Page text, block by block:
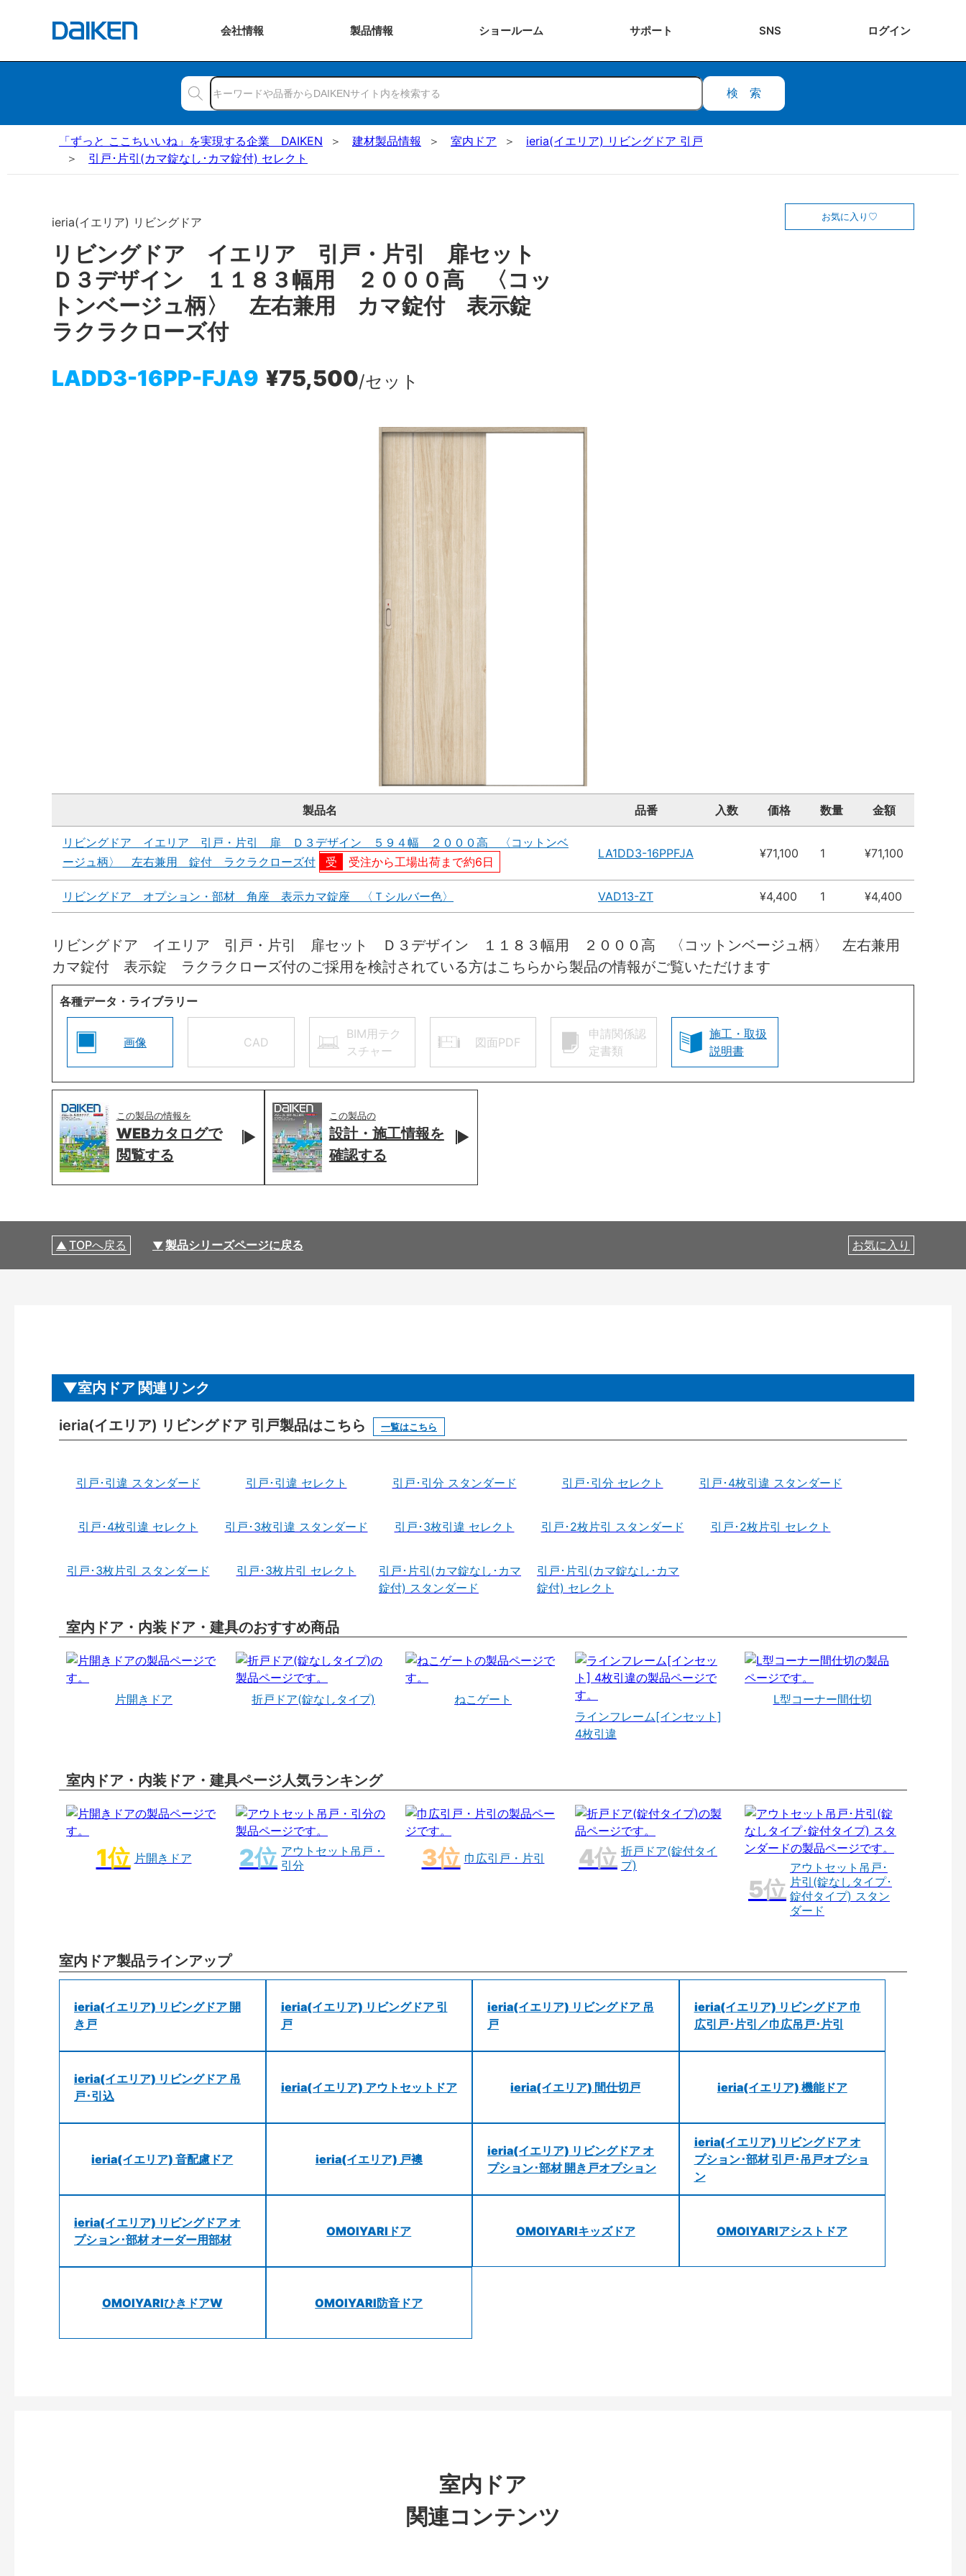
会社情報 製品情報 ショールーム サポート SNS ログイン
検索
「ずっと ここちいいね」を実現する企業 DAIKEN 建材製品情報 室内ドア
ieria(イエリア) リビングドア 引戸
引戸･片引(カマ錠なし･カマ錠付) セレクト
ieria(イエリア) リビングドア
リビングドア イエリア 引戸・片引 扉セット
Ｄ３デザイン １１８３幅用 ２０００高 〈コッ
トンベージュ柄〉 左右兼用 カマ錠付 表示錠
ラクラクローズ付
LADD3-16PP-FJA9 ¥75,500/セット
お気に入り
製品名 品番 入数 価格 数量 金額
リビングドア イエリア 引戸・片引 扉 Ｄ３デザイン ５９４幅 ２０００高 〈コットンベ
ージュ柄〉 左右兼用 錠付 ラクラクローズ付
受注から工場出荷まで約6日
LA1DD3-16PPFJA ¥71,100 1 ¥71,100
リビングドア オプション・部材 角座 表示カマ錠座 〈Ｔシルバー色〉 VAD13-ZT ¥4,400 1 ¥4,400
リビングドア イエリア 引戸・片引 扉セット Ｄ３デザイン １１８３幅用 ２０００高 〈コットンベージュ柄〉 左右兼用
カマ錠付 表示錠 ラクラクローズ付のご採用を検討されている方はこちらから製品の情報がご覧いただけます
各種データ・ライブラリー
画像 CAD
BIM用テク
スチャー
図面PDF
申請関係認
定書類
施工・取扱
説明書
この製品の情報を
WEBカタログで
閲覧する
この製品の
設計・施工情報を
確認する
TOPへ戻る 製品シリーズページに戻る お気に入り
室内ドア 関連リンク
ieria(イエリア) リビングドア 引戸製品はこちら 一覧はこちら
引戸･引違 スタンダード 引戸･引違 セレクト 引戸･引分 スタンダード 引戸･引分 セレクト 引戸･4枚引違 スタンダード
引戸･4枚引違 セレクト 引戸･3枚引違 スタンダード 引戸･3枚引違 セレクト 引戸･2枚片引 スタンダード 引戸･2枚片引 セレクト
引戸･3枚片引 スタンダード 引戸･3枚片引 セレクト
引戸･片引(カマ錠なし･カマ
錠付) スタンダード
引戸･片引(カマ錠なし･カマ
錠付) セレクト
室内ドア・内装ドア・建具のおすすめ商品
片開きドア 折戸ドア(錠なしタイプ)
ねこゲート
ラインフレーム[インセット]
4枚引違
L型コーナー間仕切
室内ドア・内装ドア・建具ページ人気ランキング
片開きドア
アウトセット吊戸・
引分
巾広引戸・片引
折戸ドア(錠付タイ
プ)
アウトセット吊戸･
片引(錠なしタイプ･
錠付タイプ) スタン
ダード
室内ドア製品ラインアップ
ieria(イエリア) リビングドア 開
き戸
ieria(イエリア) リビングドア 引
戸
ieria(イエリア) リビングドア 吊
戸
ieria(イエリア) リビングドア 巾
広引戸･片引／巾広吊戸･片引
ieria(イエリア) リビングドア 吊
戸･引込
ieria(イエリア) アウトセットドア ieria(イエリア) 間仕切戸 ieria(イエリア) 機能ドア
ieria(イエリア) 音配慮ドア ieria(イエリア) 戸襖
ieria(イエリア) リビングドア オ
プション･部材 開き戸オプション
ieria(イエリア) リビングドア オ
プション･部材 引戸･吊戸オプショ
ン
ieria(イエリア) リビングドア オ
プション･部材 オーダー用部材
OMOIYARIドア OMOIYARIキッズドア OMOIYARIアシストドア
OMOIYARIひきドアW OMOIYARI防音ドア
室内ドア
関連コンテンツ